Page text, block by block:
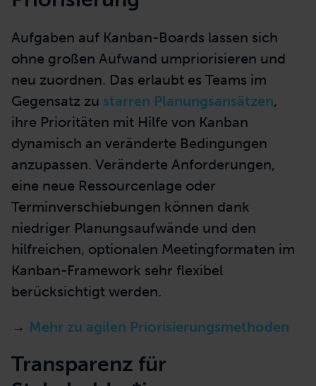
Aufgaben auf Kanban-Boards lassen sich
ohne großen Aufwand umpriorisieren und
neu zuordnen. Das erlaubt es Teams im
Gegensatz zu starren Planungsansätzen,
ihre Prioritäten mit Hilfe von Kanban
dynamisch an veränderte Bedingungen
anzupassen. Veränderte Anforderungen,
eine neue Ressourcenlage oder
Terminverschiebungen können dank
niedriger Planungsaufwände und den
hilfreichen, optionalen Meetingformaten im
Kanban-Framework sehr flexibel
berücksichtigt werden.
→ Mehr zu agilen Priorisierungsmethoden
Transparenz für